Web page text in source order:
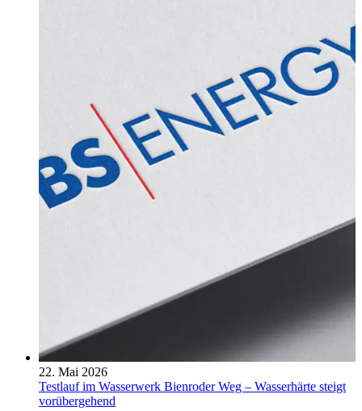
22. Mai 2026
Testlauf im Wasserwerk Bienroder Weg – Wasserhärte steigt
vorübergehend